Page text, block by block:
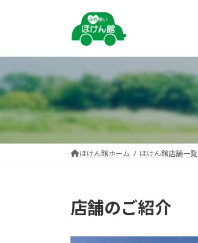
へ
ス
キ
ッ
ョ
ン
に
移
ほけん館ホーム ほけん館店舗一覧
店舗のご紹介